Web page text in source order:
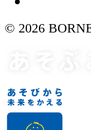
© 2026